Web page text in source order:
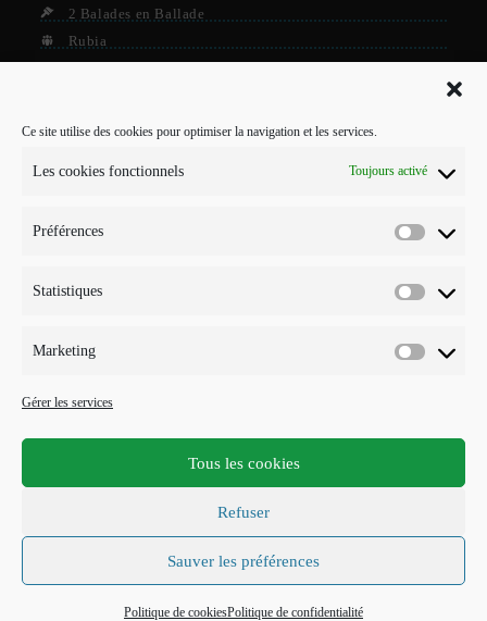
Ce site utilise des cookies pour optimiser la navigation et les services.
Les cookies fonctionnels Toujours activé
Préférences
Statistiques
Marketing
Gérer les services
Tous les cookies
Refuser
Sauver les préférences
Politique de cookiesPolitique de confidentialité
2 Balades en Ballade
Rubia
Tryptyque
POUR ME CONTACTER…
Mobile :
E-mail :
LETTRE D’INFORMATION
mois !
Accepter les termes RGPD